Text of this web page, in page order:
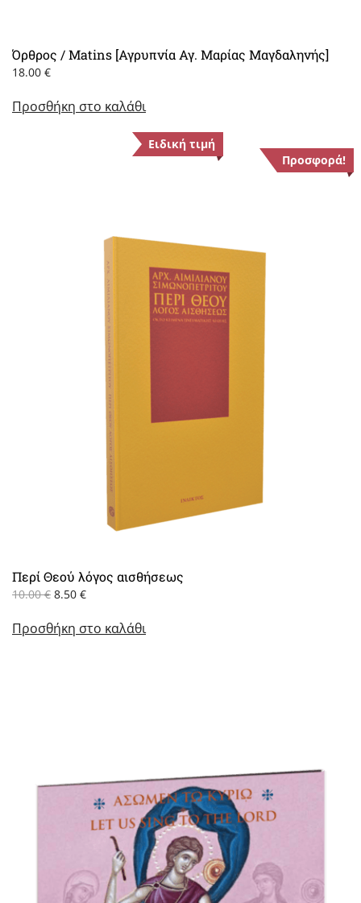
Όρθρος / Matins [Αγρυπνία Αγ. Μαρίας Μαγδαληνής]
18.00 €
Προσθήκη στο καλάθι
Προσφορά!
Ειδική τιμή
Περί Θεού λόγος αισθήσεως
10.00€ Original
was:
8.50 €Η
τιμή
Προσθήκη στο καλάθι